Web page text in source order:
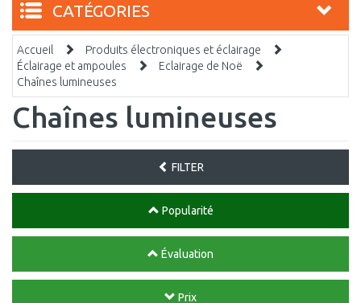
CATÉGORIES
Accueil
Produits électroniques et éclairage
Éclairage et ampoules
Eclairage de Noë
Chaînes lumineuses
Chaînes lumineuses
FILTER
Popularité
Évaluation
Prix